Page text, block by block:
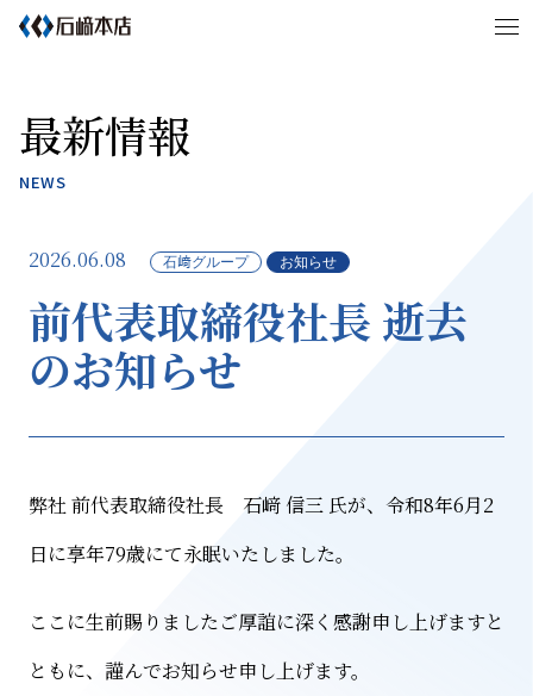
事業内容
想いが紡ぐSTORY
岡山県警察本部庁舎篇
サステナビリティ
サステナビリティ 健康経営
将来ビジョン
最新情報
NEWS
2026.06.08 石﨑グループ お知らせ
前代表取締役社長 逝去
のお知らせ
弊社 前代表取締役社長 石﨑 信三 氏が、令和8年6月2
日に享年79歳にて永眠いたしました。
ここに生前賜りましたご厚誼に深く感謝申し上げますと
ともに、謹んでお知らせ申し上げます。